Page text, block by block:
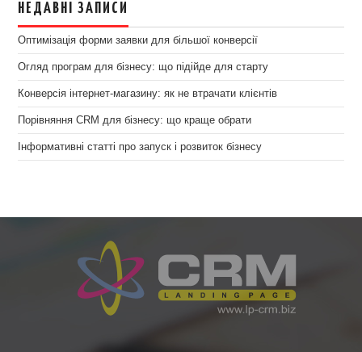
НЕДАВНІ ЗАПИСИ
Оптимізація форми заявки для більшої конверсії
Огляд програм для бізнесу: що підійде для старту
Конверсія інтернет-магазину: як не втрачати клієнтів
Порівняння CRM для бізнесу: що краще обрати
Інформативні статті про запуск і розвиток бізнесу